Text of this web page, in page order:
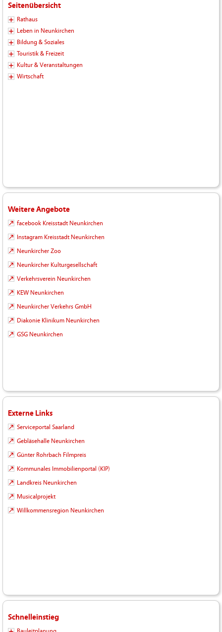
Seitenübersicht
Rathaus
Leben in Neunkirchen
Bildung & Soziales
Touristik & Freizeit
Kultur & Veranstaltungen
Wirtschaft
Weitere Angebote
facebook Kreisstadt Neunkirchen
Instagram Kreisstadt Neunkirchen
Neunkircher Zoo
Neunkircher Kulturgesellschaft
Verkehrsverein Neunkirchen
KEW Neunkirchen
Neunkircher Verkehrs GmbH
Diakonie Klinikum Neunkirchen
GSG Neunkirchen
Externe Links
Serviceportal Saarland
Gebläsehalle Neunkirchen
Günter Rohrbach Filmpreis
Kommunales Immobilienportal (KIP)
Landkreis Neunkirchen
Musicalprojekt
Willkommensregion Neunkirchen
Schnelleinstieg